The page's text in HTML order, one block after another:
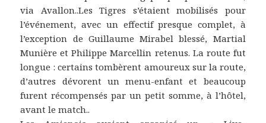
via Avallon..Les Tigres s’étaient mobilisés pour
l’événement, avec un effectif presque complet, à
l’exception de Guillaume Mirabel blessé, Martial
Munière et Philippe Marcellin retenus. La route fut
longue : certains tombèrent amoureux sur la route,
d’autres dévorent un menu-enfant et beaucoup
furent récompensés par un petit somme, à l’hôtel,
avant le match..